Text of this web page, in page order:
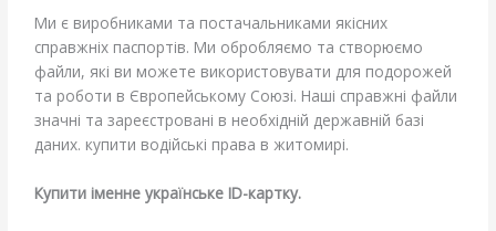
Ми є виробниками та постачальниками якісних
справжніх паспортів. Ми обробляємо та створюємо
файли, які ви можете використовувати для подорожей
та роботи в Європейському Союзі. Наші справжні файли
значні та зареєстровані в необхідній державній базі
даних. купити водійські права в житомирі.
Купити іменне українське ID-картку.